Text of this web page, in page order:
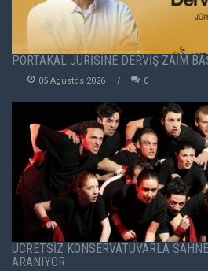
PORTAKAL JÜRİSİNE DERVİŞ ZAİM
05 Agustos 2026 0
ÜCRETSİZ KONSERVATUVARLA
ARANIYOR